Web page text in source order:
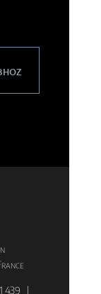
439 |